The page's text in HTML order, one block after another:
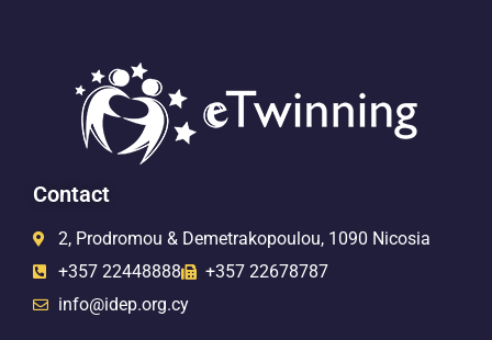
Contact
2, Prodromou & Demetrakopoulou, 1090 Nicosia
+357 22448888
+357 22678787
info@idep.org.cy